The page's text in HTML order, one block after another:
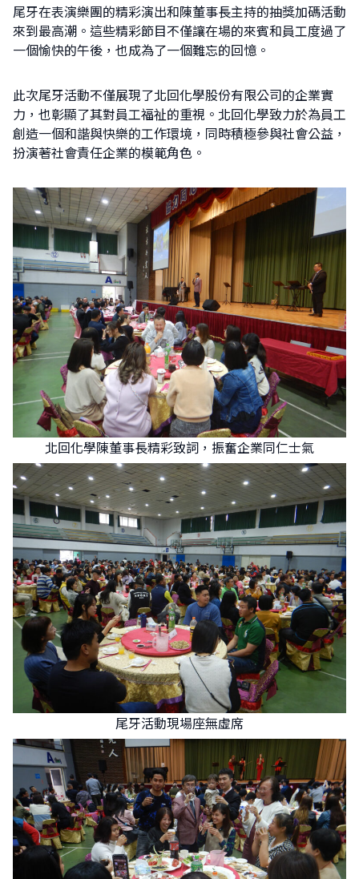
尋
關
鍵
字:
尾牙在表演樂團的精彩演出和陳董事長主持的抽獎加碼活動
來到最高潮。這些精彩節目不僅讓在場的來賓和員工度過了
一個愉快的午後，也成為了一個難忘的回憶。
此次尾牙活動不僅展現了北回化學股份有限公司的企業實
力，也彰顯了其對員工福祉的重視。北回化學致力於為員工
創造一個和諧與快樂的工作環境，同時積極參與社會公益，
扮演著社會責任企業的模範角色。
北回化學陳董事長精彩致詞，振奮企業同仁士氣
尾牙活動現場座無虛席